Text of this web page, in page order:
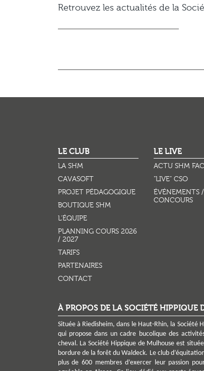
Retrouvez les actualités de la
LE CLUB
LA SHM
CAVASOFT
PROJET PÉDAGOGIQUE
BOUTIQUE SHM
L'ÉQUIPE
PLANNING COURS 2026
/ 2027
TARIFS
PARTENAIRES
CONTACT
LE LIVE
ACTU SHM
"LIVE" CSO
ÉVÉNEMENTS /
CONCOURS
À PROPOS DE LA SOCIÉTÉ HIPPIQUE
Située à Riedisheim, dans le Haut-Rhin, la Société
qui propose dans un cadre bucolique des
cheval. La Société Hippique de Mulhouse est
bordure de la forêt du Waldeck. Le club
plus de 600 membres d’exercer leur passion